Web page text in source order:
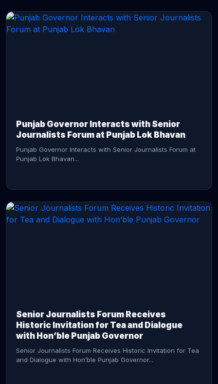
Punjab Governor Interacts with Senior
Journalists Forum at Punjab Lok Bhavan
Punjab Governor Interacts with Senior Journalists Forum at
Punjab Lok Bhavan...
Senior Journalists Forum Receives
Historic Invitation for Tea and Dialogue
with Hon’ble Punjab Governor
Senior Journalists Forum Receives Historic Invitation for Tea
and Dialogue with Hon’ble Punjab Governor...